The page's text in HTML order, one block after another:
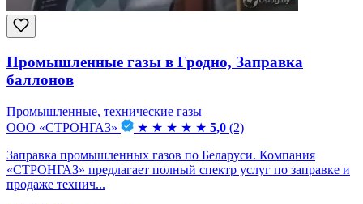
Промышленные газы в Гродно, Заправка
баллонов
Промышленные, технические газы
ООО «СТРОНГАЗ»
★ ★ ★ ★ ★ 5,0 (2)
Заправка промышленных газов по Беларуси. Компания
«СТРОНГАЗ» предлагает полный спектр услуг по заправке и
продаже технич...